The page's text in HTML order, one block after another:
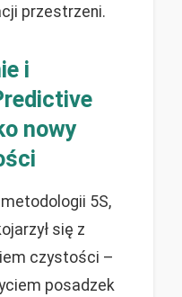
przestrzeni.
i
nowy
5S,
się z
czystości –
posadzek